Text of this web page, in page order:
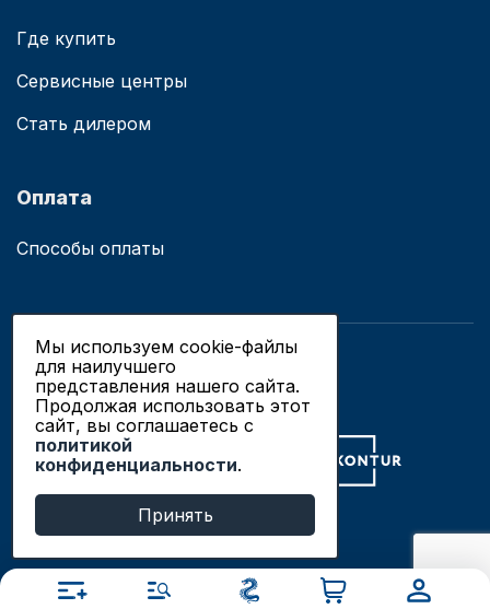
Где купить
Сервисные центры
Стать дилером
Оплата
Способы оплаты
© 2019 - 2026 ООО «Сианово»
Политика конфиденциальности
Разработка сайтов в Новосибирске
Продвижение сайтов
Мы используем cookie-файлы
для наилучшего
представления нашего сайта.
Продолжая использовать этот
сайт, вы соглашаетесь c
политикой
конфиденциальности.
Принять